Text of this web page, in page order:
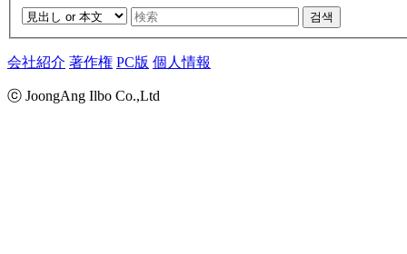
검색
会社紹介 著作権 PC版 個人情報
ⓒ JoongAng Ilbo Co.,Ltd